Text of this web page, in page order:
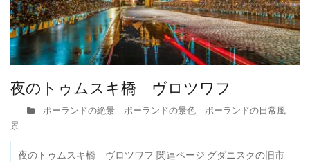
夜のトゥムスキ橋 ヴロツワフ
ポーランドの絶景 ポーランドの景色 ポーランドの日常風
景
夜のトゥムスキ橋 ヴロツワフ 関連ページ:グダニスクの旧市